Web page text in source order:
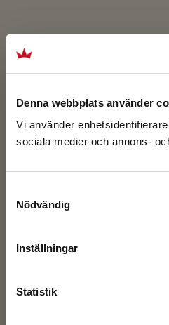
Denna webbplats använder
Vi använder
sociala medier och annons-
Nödvändig
Inställningar
Statistik